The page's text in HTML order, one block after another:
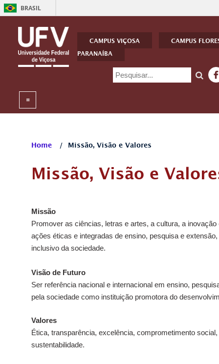
BRASIL
CAMPUS VIÇOSA
CAMPUS
PARANAÍBA
Home / Missão, Visão e Valores
Missão, Visão e
Missão
Promover as ciências, letras e artes, a cultura, a
ações éticas e integradas de ensino, pesquisa e
inclusivo da sociedade.
Visão de Futuro
Ser referência nacional e internacional em ensino,
pela sociedade como instituição promotora do
Valores
Ética, transparência, excelência, comprometimento
sustentabilidade.